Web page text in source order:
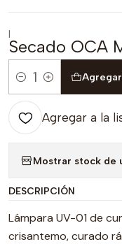
|
Secado OCA
Cantidad
Agregar a la
Mostrar stock de
DESCRIPCIÓN
Lámpara UV-01 de
crisantemo, curado